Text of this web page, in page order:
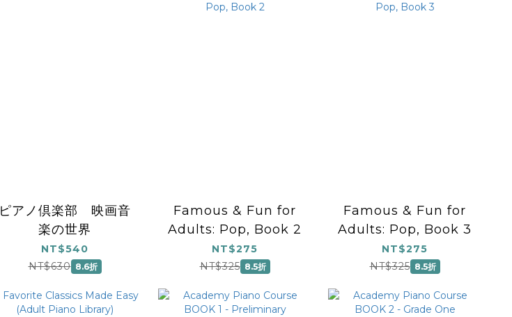
ピアノ倶楽部 映画音
楽の世界
NT$540
NT$630 8.6折
Famous & Fun for
Adults: Pop, Book 2
NT$275
NT$325 8.5折
Famous & Fun for
Adults: Pop, Book 3
NT$275
NT$325 8.5折